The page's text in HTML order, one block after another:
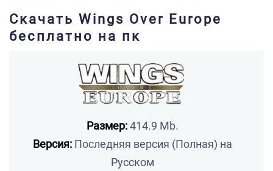
Скачать Wings Over Europe
бесплатно на пк
Размер:414.9 Mb.
Версия:Последняя версия (Полная) на
Русском